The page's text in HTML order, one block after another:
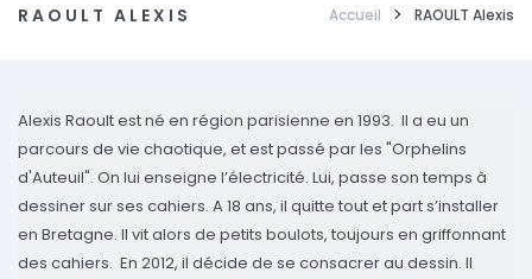
RAOULT ALEXIS Accueil RAOULT Alexis
Alexis Raoult est né en région parisienne en 1993. Il a eu un
parcours de vie chaotique, et est passé par les "Orphelins
d'Auteuil". On lui enseigne l’électricité. Lui, passe son temps à
dessiner sur ses cahiers. A 18 ans, il quitte tout et part s’installer
en Bretagne. Il vit alors de petits boulots, toujours en griffonnant
des cahiers. En 2012, il décide de se consacrer au dessin. Il